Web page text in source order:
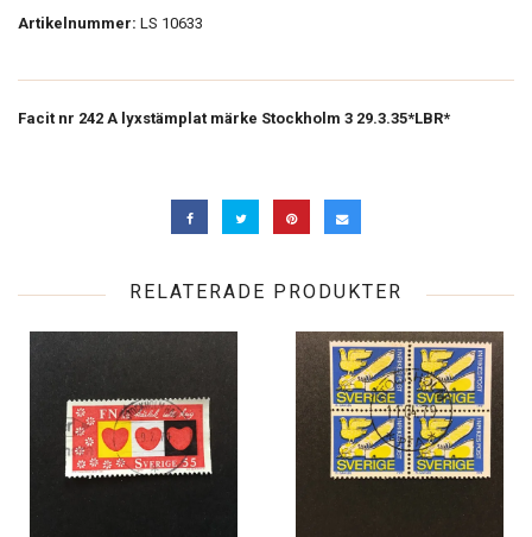
Artikelnummer: LS 10633
Facit nr 242 A lyxstämplat märke Stockholm 3 29.3.35*LBR*
RELATERADE PRODUKTER